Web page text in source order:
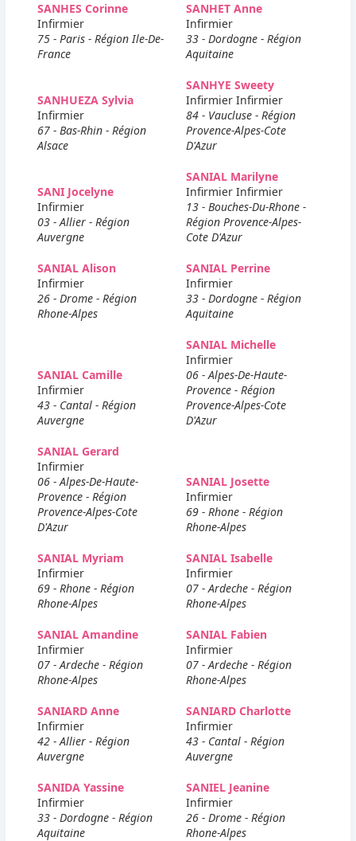
SANHES Corinne
Infirmier
75 - Paris - Région Ile-De-
France
SANHET Anne
Infirmier
33 - Dordogne - Région
Aquitaine
SANHUEZA Sylvia
Infirmier
67 - Bas-Rhin - Région
Alsace
SANHYE Sweety
Infirmier Infirmier
84 - Vaucluse - Région
Provence-Alpes-Cote
D'Azur
SANI Jocelyne
Infirmier
03 - Allier - Région
Auvergne
SANIAL Marilyne
Infirmier Infirmier
13 - Bouches-Du-Rhone -
Région Provence-Alpes-
Cote D'Azur
SANIAL Alison
Infirmier
26 - Drome - Région
Rhone-Alpes
SANIAL Perrine
Infirmier
33 - Dordogne - Région
Aquitaine
SANIAL Camille
Infirmier
43 - Cantal - Région
Auvergne
SANIAL Michelle
Infirmier
06 - Alpes-De-Haute-
Provence - Région
Provence-Alpes-Cote
D'Azur
SANIAL Gerard
Infirmier
06 - Alpes-De-Haute-
Provence - Région
Provence-Alpes-Cote
D'Azur
SANIAL Josette
Infirmier
69 - Rhone - Région
Rhone-Alpes
SANIAL Myriam
Infirmier
69 - Rhone - Région
Rhone-Alpes
SANIAL Isabelle
Infirmier
07 - Ardeche - Région
Rhone-Alpes
SANIAL Amandine
Infirmier
07 - Ardeche - Région
Rhone-Alpes
SANIAL Fabien
Infirmier
07 - Ardeche - Région
Rhone-Alpes
SANIARD Anne
Infirmier
42 - Allier - Région
Auvergne
SANIARD Charlotte
Infirmier
43 - Cantal - Région
Auvergne
SANIDA Yassine
Infirmier
33 - Dordogne - Région
Aquitaine
SANIEL Jeanine
Infirmier
26 - Drome - Région
Rhone-Alpes